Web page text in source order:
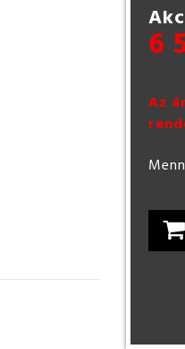
6
Az